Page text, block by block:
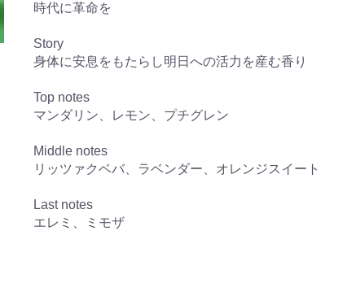
時代に革命を
Story
身体に安息をもたらし明日への活力を産む香り
Top notes
マンダリン、レモン、プチグレン
Middle notes
リッツァクベバ、ラベンダー、オレンジスイート
Last notes
エレミ、ミモザ